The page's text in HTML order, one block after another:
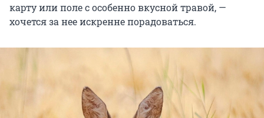
карту или поле с особенно вкусной травой, —
хочется за нее искренне порадоваться.